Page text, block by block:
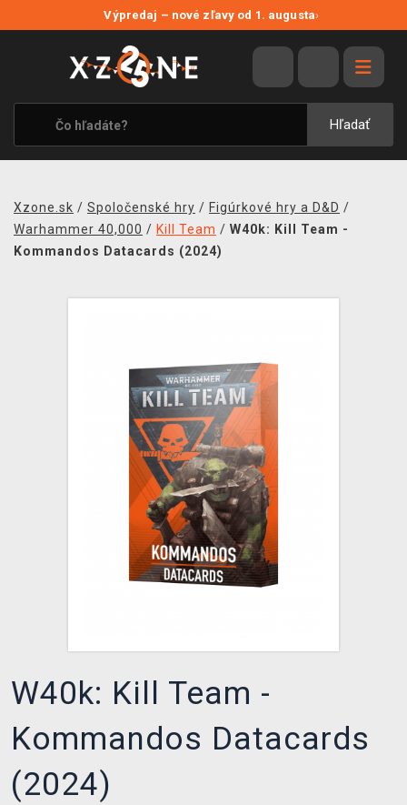
Výpredaj – nové zľavy od 1. augusta›
Hľadať
VÝPREDAJ
VIDEOHRY
XZONE ORIGINALS
TEMATIKY
MERCHANDISE
Xzone.sk / Spoločenské hry / Figúrkové hry a D&D /
Warhammer 40,000 / Kill Team / W40k: Kill Team -
Kommandos Datacards (2024)
W40k: Kill Team -
Kommandos Datacards
(2024)